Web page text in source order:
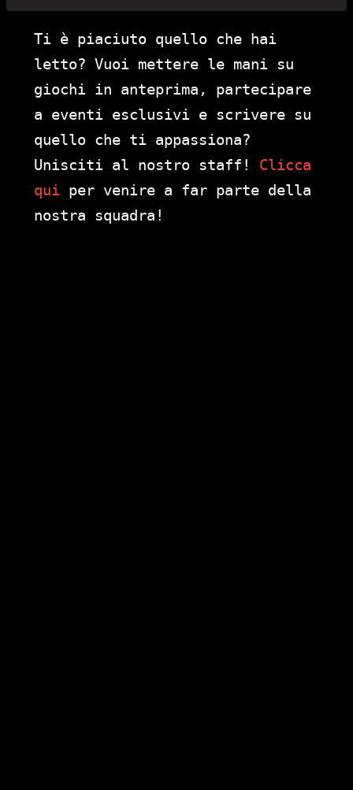
Ti è piaciuto quello che hai
letto? Vuoi mettere le mani su
giochi in anteprima, partecipare
a eventi esclusivi e scrivere su
quello che ti appassiona?
Unisciti al nostro staff! Clicca
qui per venire a far parte della
nostra squadra!